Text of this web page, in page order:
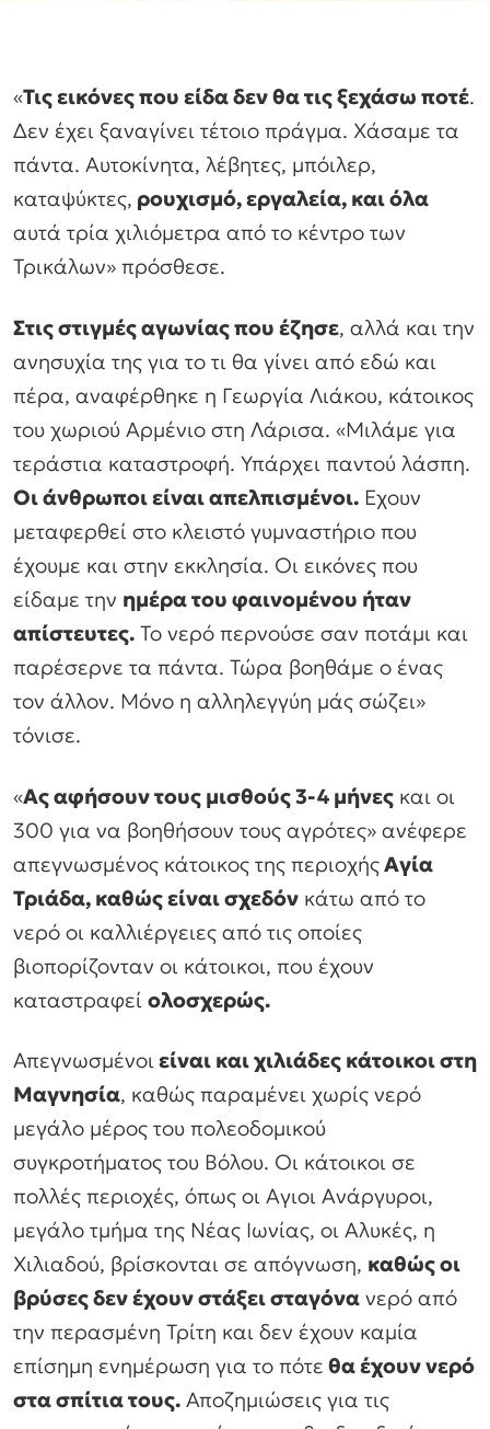
«Τις εικόνες που είδα δεν θα τις ξεχάσω ποτέ.
Δεν έχει ξαναγίνει τέτοιο πράγμα. Χάσαμε τα
πάντα. Αυτοκίνητα, λέβητες, μπόιλερ,
καταψύκτες, ρουχισμό, εργαλεία, και όλα
αυτά τρία χιλιόμετρα από το κέντρο των
Τρικάλων» πρόσθεσε.
Στις στιγμές αγωνίας που έζησε, αλλά και την
ανησυχία της για το τι θα γίνει από εδώ και
πέρα, αναφέρθηκε η Γεωργία Λιάκου, κάτοικος
του χωριού Αρμένιο στη Λάρισα. «Μιλάμε για
τεράστια καταστροφή. Υπάρχει παντού λάσπη.
Οι άνθρωποι είναι απελπισμένοι. Εχουν
μεταφερθεί στο κλειστό γυμναστήριο που
έχουμε και στην εκκλησία. Οι εικόνες που
είδαμε την ημέρα του φαινομένου ήταν
απίστευτες. Το νερό περνούσε σαν ποτάμι και
παρέσερνε τα πάντα. Τώρα βοηθάμε ο ένας
τον άλλον. Μόνο η αλληλεγγύη μάς σώζει»
τόνισε.
«Ας αφήσουν τους μισθούς 3-4 μήνες και οι
300 για να βοηθήσουν τους αγρότες» ανέφερε
απεγνωσμένος κάτοικος της περιοχήςΑγία
Τριάδα, καθώς είναι σχεδόν κάτω από το
νερό οι καλλιέργειες από τις οποίες
βιοπορίζονταν οι κάτοικοι, που έχουν
καταστραφεί ολοσχερώς.
Απεγνωσμένοιείναι και χιλιάδες κάτοικοι στη
Μαγνησία, καθώς παραμένει χωρίς νερό
μεγάλο μέρος του πολεοδομικού
συγκροτήματος του Βόλου. Οι κάτοικοι σε
πολλές περιοχές, όπως οι Αγιοι Ανάργυροι,
μεγάλο τμήμα της Νέας Ιωνίας, οι Αλυκές, η
Χιλιαδού, βρίσκονται σε απόγνωση, καθώς οι
βρύσες δεν έχουν στάξει σταγόνα νερό από
την περασμένη Τρίτη και δεν έχουν καμία
επίσημη ενημέρωση για το πότε θα έχουν νερό
στα σπίτια τους. Αποζημιώσεις για τις